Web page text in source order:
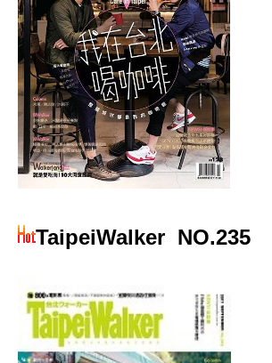
TaipeiWalker NO.235